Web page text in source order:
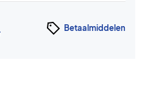
Betaalmiddelen